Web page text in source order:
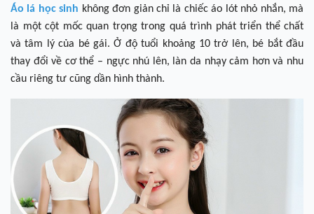
Áo lá học sinh không đơn giản chỉ là chiếc áo lót nhỏ nhắn, mà
là một cột mốc quan trọng trong quá trình phát triển thể chất
và tâm lý của bé gái. Ở độ tuổi khoảng 10 trở lên, bé bắt đầu
thay đổi về cơ thể – ngực nhú lên, làn da nhạy cảm hơn và nhu
cầu riêng tư cũng dần hình thành.